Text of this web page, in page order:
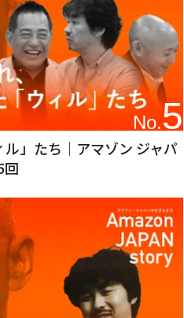
No.5
」たち｜アマゾン ジャパ
回